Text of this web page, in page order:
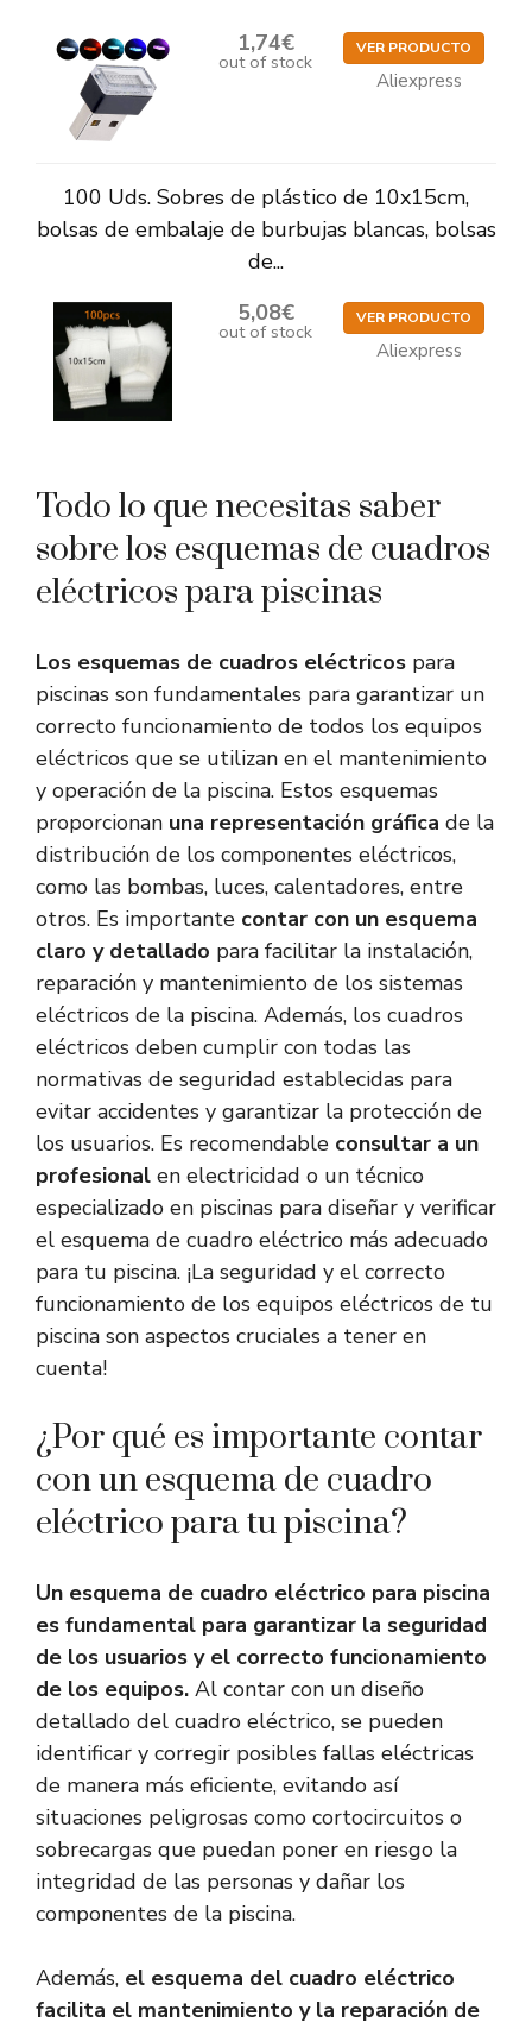
1,74€
out of stock
VER PRODUCTO
Aliexpress
100 Uds. Sobres de plástico de 10x15cm,
bolsas de embalaje de burbujas blancas, bolsas
de...
5,08€
out of stock
VER PRODUCTO
Aliexpress
Todo lo que necesitas saber
sobre los esquemas de cuadros
eléctricos para piscinas
Los esquemas de cuadros eléctricos para
piscinas son fundamentales para garantizar un
correcto funcionamiento de todos los equipos
eléctricos que se utilizan en el mantenimiento
y operación de la piscina. Estos esquemas
proporcionan una representación gráfica de la
distribución de los componentes eléctricos,
como las bombas, luces, calentadores, entre
otros. Es importante contar con un esquema
claro y detallado para facilitar la instalación,
reparación y mantenimiento de los sistemas
eléctricos de la piscina. Además, los cuadros
eléctricos deben cumplir con todas las
normativas de seguridad establecidas para
evitar accidentes y garantizar la protección de
los usuarios. Es recomendable consultar a un
profesional en electricidad o un técnico
especializado en piscinas para diseñar y verificar
el esquema de cuadro eléctrico más adecuado
para tu piscina. ¡La seguridad y el correcto
funcionamiento de los equipos eléctricos de tu
piscina son aspectos cruciales a tener en
cuenta!
¿Por qué es importante contar
con un esquema de cuadro
eléctrico para tu piscina?
Un esquema de cuadro eléctrico para piscina
es fundamental para garantizar la seguridad
de los usuarios y el correcto funcionamiento
de los equipos. Al contar con un diseño
detallado del cuadro eléctrico, se pueden
identificar y corregir posibles fallas eléctricas
de manera más eficiente, evitando así
situaciones peligrosas como cortocircuitos o
sobrecargas que puedan poner en riesgo la
integridad de las personas y dañar los
componentes de la piscina.
Además, el esquema del cuadro eléctrico
facilita el mantenimiento y la reparación de